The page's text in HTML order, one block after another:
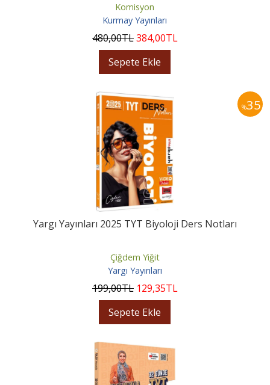
Komisyon
Kurmay Yayınları
480,00TL384,00TL
Sepete Ekle
%35
Yargı Yayınları 2025 TYT Biyoloji Ders Notları
Çiğdem Yiğit
Yargı Yayınları
199,00TL 129,35TL
Sepete Ekle